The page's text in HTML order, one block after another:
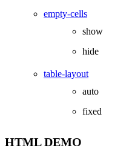
empty-cells
show
hide
table-layout
auto
fixed
HTML DEMO